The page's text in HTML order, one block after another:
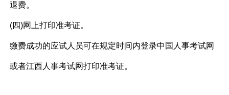
退费。
(四)网上打印准考证。
缴费成功的应试人员可在规定时间内登录中国人事考试网
或者江西人事考试网打印准考证。